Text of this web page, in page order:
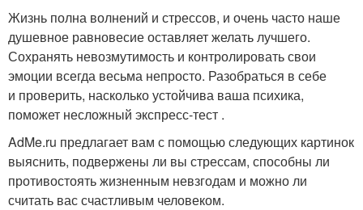
Жизнь полна волнений и стрессов, и очень часто наше
душевное равновесие оставляет желать лучшего.
Сохранять невозмутимость и контролировать свои
эмоции всегда весьма непросто. Разобраться в себе
и проверить, насколько устойчива ваша психика,
поможет несложный экспресс-тест .
AdMe.ru предлагает вам с помощью следующих картинок
выяснить, подвержены ли вы стрессам, способны ли
противостоять жизненным невзгодам и можно ли
считать вас счастливым человеком.